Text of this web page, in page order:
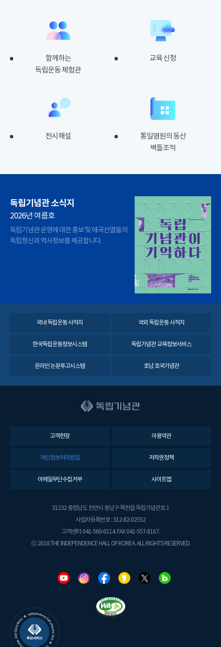
함께하는
독립운동 체험관
교육 신청
전시해설
통일염원의 동산
벽돌조적
독립기념관 소식지
2026년 여름호
독립기념관 운영에 대한 홍보 및 애국선열들의
독립정신과 역사정보를 제공합니다.
국내 독립운동 사적지 국외 독립운동 사적지
한국독립운동정보시스템 독립기념관 교육정보서비스
온라인 논문투고시스템 호남 호국기념관
고객헌장 이용약관
개인정보처리방침 저작권정책
이메일무단수집거부 사이트맵
31232 충청남도 천안시 동남구 목천읍 독립기념관로 1
사업자등록번호 : 312-82-02552
고객센터 041-560-0114. FAX 041-557-8167.
ⓒ 2018 THE INDEPENDENCE HALL OF KOREA. ALL RIGHTS RESERVED.